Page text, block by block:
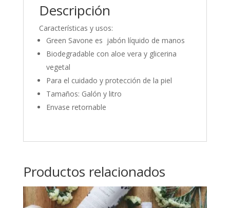
Descripción
Características y usos:
Green Savone es jabón líquido de manos
Biodegradable con aloe vera y glicerina
vegetal
Para el cuidado y protección de la piel
Tamaños: Galón y litro
Envase retornable
Productos relacionados